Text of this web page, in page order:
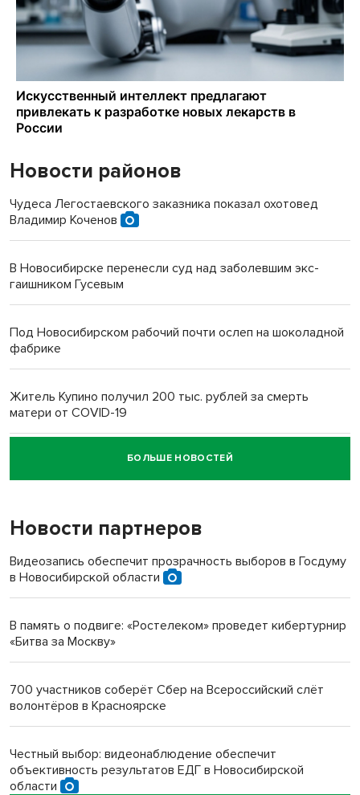
Новости районов
Чудеса Легостаевского заказника показал охотовед
Владимир Коченов
В Новосибирске перенесли суд над заболевшим экс-
гаишником Гусевым
Под Новосибирском рабочий почти ослеп на шоколадной
фабрике
Житель Купино получил 200 тыс. рублей за смерть
матери от COVID-19
Новосибирский суд наказал водителя за смерть
пенсионерки на вокзале
«Мы живём на пастбище!»: в новосибирском селе лошади
терроризируют жителей
Инвалид получил условный срок за избиение врачей
Новосибирский преподаватель с женой вошли в топ-16
Обновлённое отделение ВТБ открылось в Искитиме
БОЛЬШЕ НОВОСТЕЙ
Новости партнеров
Видеозапись обеспечит прозрачность выборов в Госдуму
в Новосибирской области
В память о подвиге: «Ростелеком» проведет кибертурнир
«Битва за Москву»
700 участников соберёт Сбер на Всероссийский слёт
волонтёров в Красноярске
Честный выбор: видеонаблюдение обеспечит
объективность результатов ЕДГ в Новосибирской
области